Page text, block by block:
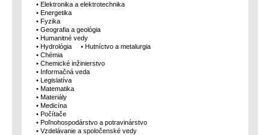
• Elektronika a elektrotechnika
• Energetika
• Fyzika
• Geografia a geológia
• Humanitné vedy
• Hydrológia • Hutníctvo a metalurgia
• Chémia
• Chemické inžinierstvo
• Informačná veda
• Legislatíva
• Matematika
• Materiály
• Medicína
• Počítače
• Poľnohospodárstvo a potravinárstvo
• Vzdelávanie a spoločenské vedy